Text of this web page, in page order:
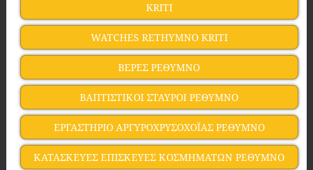
KRITI
WATCHES RETHYMNO KRITI
ΒΕΡΕΣ ΡΕΘΥΜΝΟ
ΒΑΠΤΙΣΤΙΚΟΙ ΣΤΑΥΡΟΙ ΡΕΘΥΜΝΟ
ΕΡΓΑΣΤΗΡΙΟ ΑΡΓΥΡΟΧΡΥΣΟΧΟΪΑΣ ΡΕΘΥΜΝΟ
ΚΑΤΑΣΚΕΥΕΣ ΕΠΙΣΚΕΥΕΣ ΚΟΣΜΗΜΑΤΩΝ ΡΕΘΥΜΝΟ